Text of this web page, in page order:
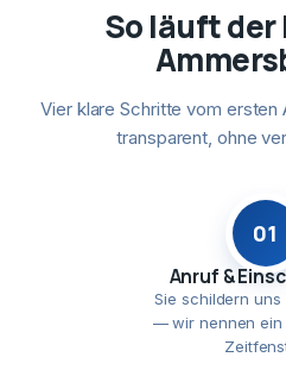
So läuft der
Vier klare Schritte vom
transparent, ohne
01
Anruf &
Sie schildern uns
— wir nennen ein